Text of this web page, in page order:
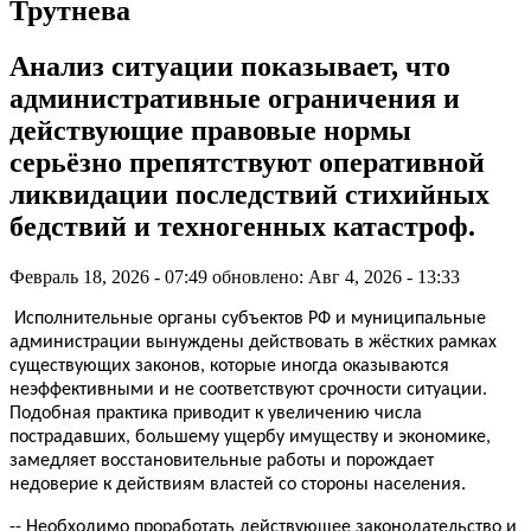
Трутнева
Анализ ситуации показывает, что
административные ограничения и
действующие правовые нормы
серьёзно препятствуют оперативной
ликвидации последствий стихийных
бедствий и техногенных катастроф.
Февраль 18, 2026 - 07:49 обновлено: Авг 4, 2026 - 13:33
Исполнительные органы субъектов РФ и муниципальные
администрации вынуждены действовать в жёстких рамках
существующих законов, которые иногда оказываются
неэффективными и не соответствуют срочности ситуации.
Подобная практика приводит к увеличению числа
пострадавших, большему ущербу имуществу и экономике,
замедляет восстановительные работы и порождает
недоверие к действиям властей со стороны населения.
-- Необходимо проработать действующее законодательство и